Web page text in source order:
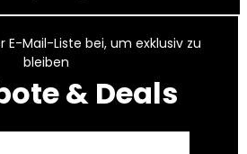
E-Mail-Liste bei, um exklusiv zu
bleiben
& Deals